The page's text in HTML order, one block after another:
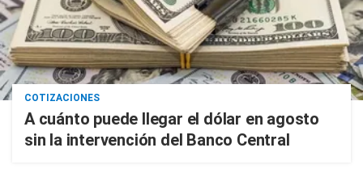
COTIZACIONES
A cuánto puede llegar el dólar en agosto
sin la intervención del Banco Central